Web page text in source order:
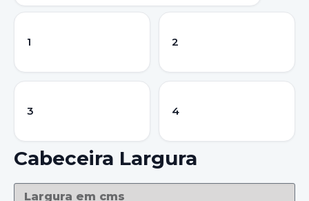
1 2
3 4
Cabeceira Largura